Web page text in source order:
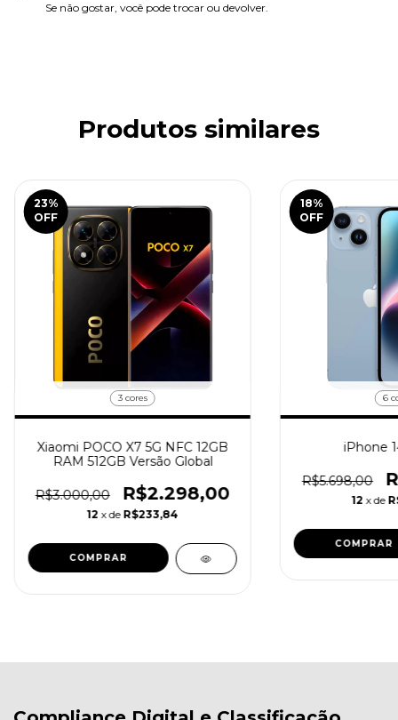
Se não gostar, você pode trocar ou devolver.
Produtos similares
23%
OFF
3 cores
Xiaomi POCO X7 5G NFC 12GB
RAM 512GB Versão Global
R$3.000,00 R$2.298,00
12 x de R$233,84
COMPRAR
18%
OFF
6
iPhone
R$5.698,00
12 x de
COMPRAR